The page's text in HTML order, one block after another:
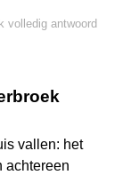
volledig antwoord
vallen: het
achtereen